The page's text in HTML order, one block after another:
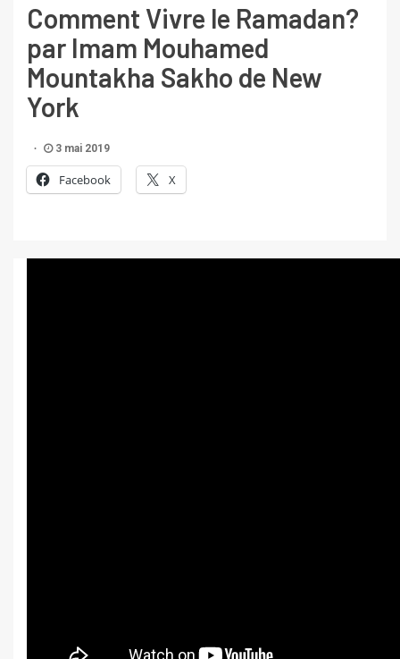
Comment Vivre le Ramadan?
par Imam Mouhamed
Mountakha Sakho de New
York
3 mai 2019
Facebook X